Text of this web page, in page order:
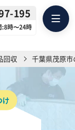
195
:8時〜24時
回収 千葉県茂原
け